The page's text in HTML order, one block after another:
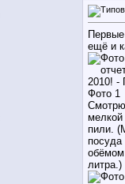
ещё и
пили.
литра.)